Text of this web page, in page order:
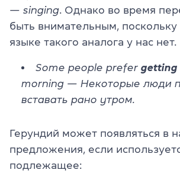
— singing . Однако во время
быть внимательным,
языке такого аналога у нас нет.
Some people prefer getting
morning — Некоторые люди
вставать рано утром.
Герундий может появляться в
предложения, если
подлежащее: